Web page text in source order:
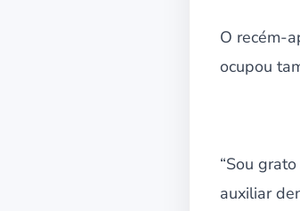
O recém-
ocupou
“Sou
auxiliar